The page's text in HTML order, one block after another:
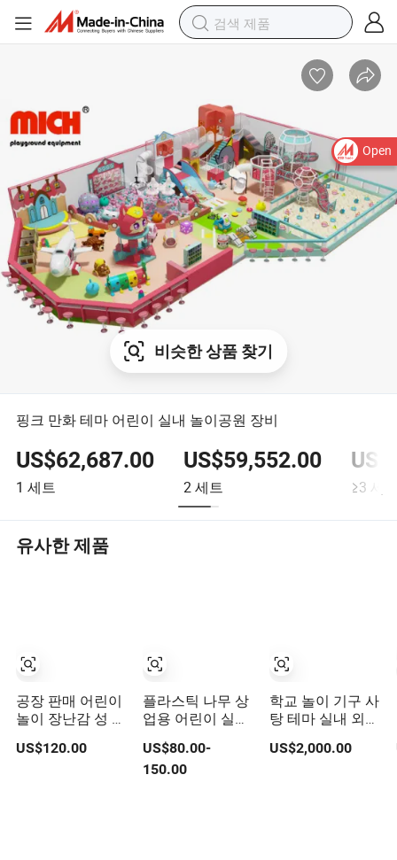
Open
비슷한 상품 찾기
핑크 만화 테마 어린이 실내 놀이공원 장비
US$62,687.00
1 세트
US$59,552.00
2세트 ≥3
유사한 제품
공장 판매 어린이
놀이 장난감 성 실
터
US$120.00
플라스틱 나무 상
업용 어린이 실내
원 놀이터 닌자 학
교
US$80.00-
150.00
학교 놀이 기구 사
탕 테마 실내 외부
어린이용
US$2,000.00